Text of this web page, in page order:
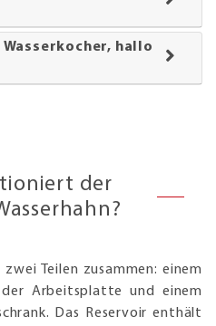
hallo
der
Teilen zusammen: einem
der Arbeitsplatte und einem
Das Reservoir enthält